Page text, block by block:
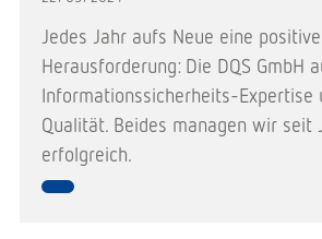
Jedes Jahr aufs Neue eine positive
Herausforderung: Die DQS GmbH
Informationssicherheits-Expertise
Qualität. Beides managen wir seit
erfolgreich.